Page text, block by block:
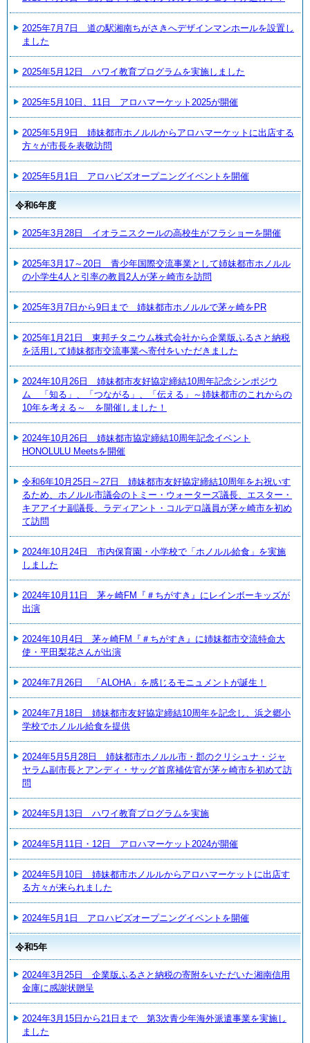
2025年7月7日 道の駅湘南ちがさきへデザインマンホールを設置し
ました
2025年5月12日 ハワイ教育プログラムを実施しました
2025年5月10日、11日 アロハマーケット2025が開催
2025年5月9日 姉妹都市ホノルルからアロハマーケットに出店する
方々が市長を表敬訪問
2025年5月1日 アロハビズオープニングイベントを開催
令和6年度
2025年3月28日 イオラニスクールの高校生がフラショーを開催
2025年3月17～20日 青少年国際交流事業として姉妹都市ホノルル
の小学生4人と引率の教員2人が茅ヶ崎市を訪問
2025年3月7日から9日まで 姉妹都市ホノルルで茅ヶ崎をPR
2025年1月21日 東邦チタニウム株式会社から企業版ふるさと納税
を活用して姉妹都市交流事業へ寄付をいただきました
2024年10月26日 姉妹都市友好協定締結10周年記念シンポジウ
ム 「知る」、「つながる」、「伝える」～姉妹都市のこれからの
10年を考える～ を開催しました！
2024年10月26日 姉妹都市協定締結10周年記念イベント
HONOLULU Meetsを開催
令和6年10月25日～27日 姉妹都市友好協定締結10周年をお祝いす
るため、ホノルル市議会のトミー・ウォーターズ議長、エスター・
キアアイナ副議長、ラディアント・コルデロ議員が茅ヶ崎市を初め
て訪問
2024年10月24日 市内保育園・小学校で「ホノルル給食」を実施
しました
2024年10月11日 茅ヶ崎FM『＃ちがすき』にレインボーキッズが
出演
2024年10月4日 茅ヶ崎FM『＃ちがすき』に姉妹都市交流特命大
使・平田梨花さんが出演
2024年7月26日 「ALOHA」を感じるモニュメントが誕生！
2024年7月18日 姉妹都市友好協定締結10周年を記念し、浜之郷小
学校でホノルル給食を提供
2024年5月5月28日 姉妹都市ホノルル市・郡のクリシュナ・ジャ
ヤラム副市長とアンディ・サッグ首席補佐官が茅ヶ崎市を初めて訪
問
2024年5月13日 ハワイ教育プログラムを実施
2024年5月11日・12日 アロハマーケット2024が開催
2024年5月10日 姉妹都市ホノルルからアロハマーケットに出店す
る方々が来られました
2024年5月1日 アロハビズオープニングイベントを開催
令和5年
2024年3月25日 企業版ふるさと納税の寄附をいただいた湘南信用
金庫に感謝状贈呈
2024年3月15日から21日まで 第3次青少年海外派遣事業を実施し
ました